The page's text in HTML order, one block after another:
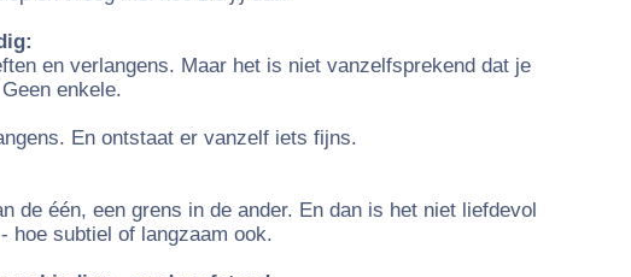
en verlangens. Maar het is niet vanzelfsprekend dat je
enkele.
En ontstaat er vanzelf iets fijns.
de één, een grens in de ander. En dan is het niet liefdevol
hoe subtiel of langzaam ook.